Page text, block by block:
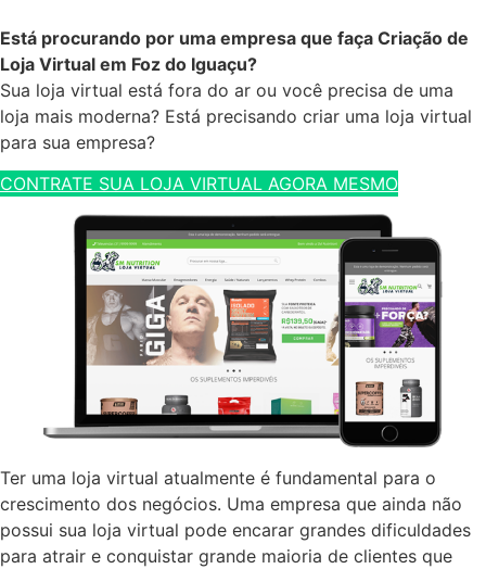
Está procurando por uma empresa que faça Criação de
Loja Virtual em Foz do Iguaçu?
Sua loja virtual está fora do ar ou você precisa de uma
loja mais moderna? Está precisando criar uma loja virtual
para sua empresa?
CONTRATE SUA LOJA VIRTUAL AGORA MESMO
Ter uma loja virtual atualmente é fundamental para o
crescimento dos negócios. Uma empresa que ainda não
possui sua loja virtual pode encarar grandes dificuldades
para atrair e conquistar grande maioria de clientes que